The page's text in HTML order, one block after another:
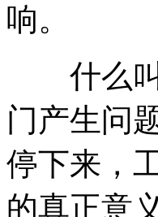
响。
什么叫
门产生问
停下来，
的真正意